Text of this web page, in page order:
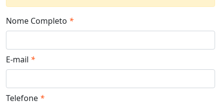
Nome Completo
E-mail
Telefone